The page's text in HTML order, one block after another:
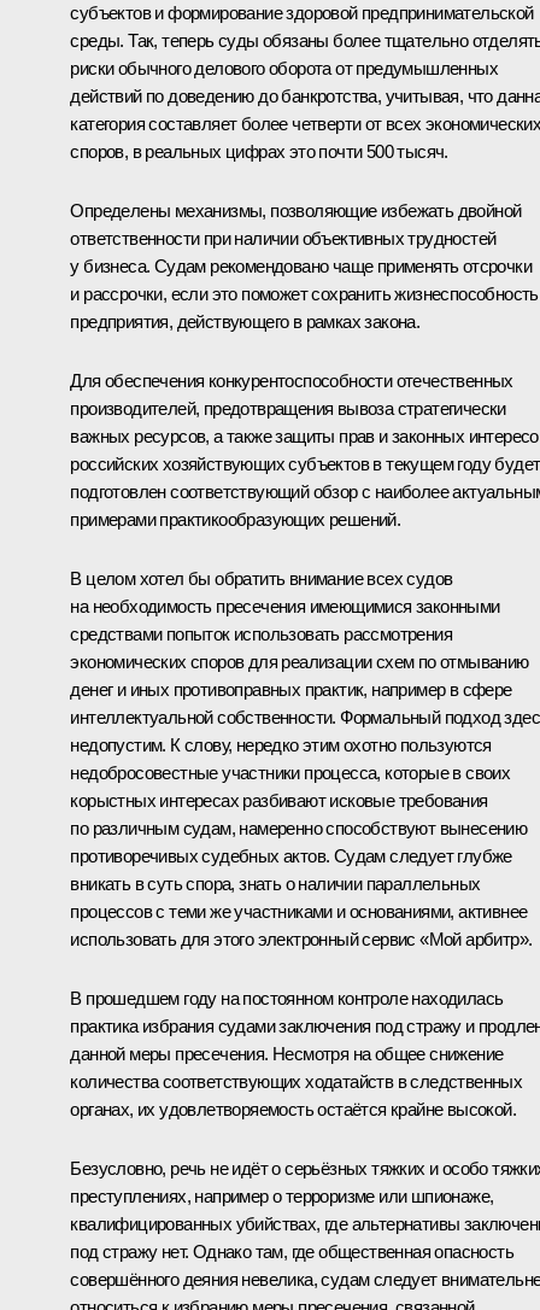
субъектов и формирование здоровой предпринимательской
среды. Так, теперь суды обязаны более тщательно
риски обычного делового оборота от предумышленных
действий по доведению до банкротства, учитывая, что
категория составляет более четверти от всех
споров, в реальных цифрах это почти 500 тысяч.
Определены механизмы, позволяющие избежать двойной
ответственности при наличии объективных трудностей
у бизнеса. Судам рекомендовано чаще применять отсрочки
и рассрочки, если это поможет сохранить жизнеспособность
предприятия, действующего в рамках закона.
Для обеспечения конкурентоспособности отечественных
производителей, предотвращения вывоза стратегически
важных ресурсов, а также защиты прав и законных
российских хозяйствующих субъектов в текущем году будет
подготовлен соответствующий обзор с наиболее
примерами практикообразующих решений.
В целом хотел бы обратить внимание всех судов
на необходимость пресечения имеющимися законными
средствами попыток использовать рассмотрения
экономических споров для реализации схем по отмыванию
денег и иных противоправных практик, например в сфере
интеллектуальной собственности. Формальный подход
недопустим. К слову, нередко этим охотно пользуются
недобросовестные участники процесса, которые в своих
корыстных интересах разбивают исковые требования
по различным судам, намеренно способствуют вынесению
противоречивых судебных актов. Судам следует глубже
вникать в суть спора, знать о наличии параллельных
процессов с теми же участниками и основаниями, активнее
использовать для этого электронный сервис «Мой арбитр».
В прошедшем году на постоянном контроле находилась
практика избрания судами заключения под стражу и
данной меры пресечения. Несмотря на общее снижение
количества соответствующих ходатайств в следственных
органах, их удовлетворяемость остаётся крайне высокой.
Безусловно, речь не идёт о серьёзных тяжких и особо
преступлениях, например о терроризме или шпионаже,
квалифицированных убийствах, где альтернативы
под стражу нет. Однако там, где общественная опасность
совершённого деяния невелика, судам следует